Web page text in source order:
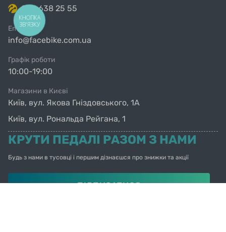
063 638 25 55
Email
info@facebike.com.ua
Графік роботи
10:00-19:00
Магазини в Києві
Київ, вул. Якова Гніздовського, 1А
Київ, вул. Рональда Рейгана, 1
КРУТИ ПЕДАЛІ РАЗОМ З НАМИ
Будь з нами в тусовці і першим дізнаєшся про знижки та акції
ПІДПИСАТИСЯ
КНОПКА
ЗВ'ЯЗКУ